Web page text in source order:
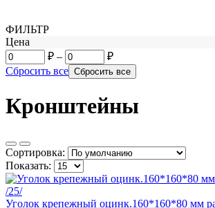
ФИЛЬТР
Цена
₽ –
₽
Сбросить все
Кронштейны
Сортировка:
Показать:
Уголок крепежный оцинк.160*160*80 мм